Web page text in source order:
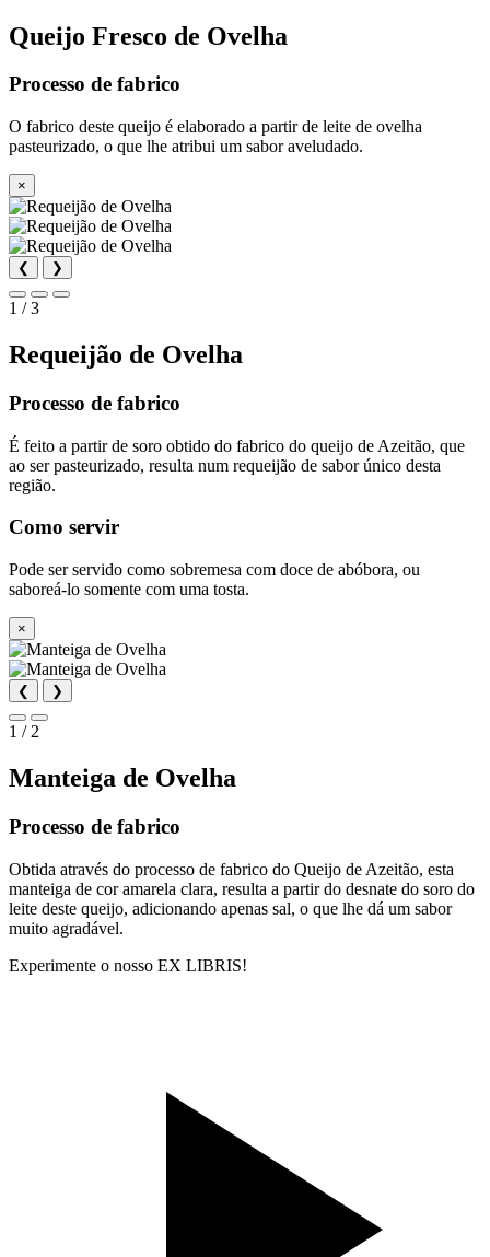
Queijo Fresco de Ovelha
Processo de fabrico
O fabrico deste queijo é elaborado a partir de leite de ovelha
pasteurizado, o que lhe atribui um sabor aveludado.
×
❮ ❯
1 / 3
Requeijão de Ovelha
Processo de fabrico
É feito a partir de soro obtido do fabrico do queijo de Azeitão, que
ao ser pasteurizado, resulta num requeijão de sabor único desta
região.
Como servir
Pode ser servido como sobremesa com doce de abóbora, ou
saboreá-lo somente com uma tosta.
×
❮ ❯
1 / 2
Manteiga de Ovelha
Processo de fabrico
Obtida através do processo de fabrico do Queijo de Azeitão, esta
manteiga de cor amarela clara, resulta a partir do desnate do soro do
leite deste queijo, adicionando apenas sal, o que lhe dá um sabor
muito agradável.
Experimente o nosso EX LIBRIS!